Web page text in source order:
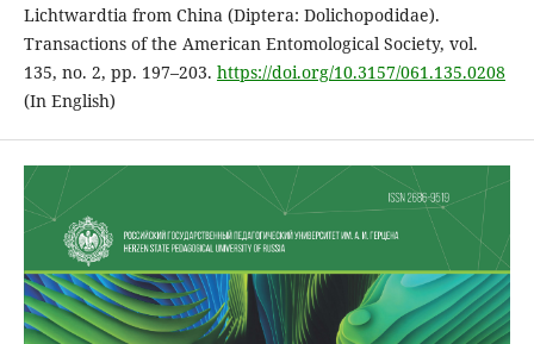
Lichtwardtia from China (Diptera: Dolichopodidae).
Transactions of the American Entomological Society, vol.
135, no. 2, pp. 197–203. https://doi.org/10.3157/061.135.0208
(In English)